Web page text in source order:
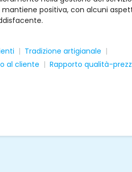
positiva, con alcuni
Tradizione artigianale
al cliente
Rapporto qualità-